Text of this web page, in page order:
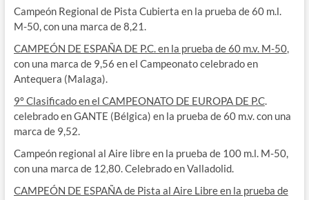
Campeón Regional de Pista Cubierta en la prueba de 60 m.l.
M-50, con una marca de 8,21.
CAMPEÓN DE ESPAÑA DE P.C. en la prueba de 60 m.v. M-50,
con una marca de 9,56 en el Campeonato celebrado en
Antequera (Malaga).
9º Clasificado en el CAMPEONATO DE EUROPA DE P.C.
celebrado en GANTE (Bélgica) en la prueba de 60 m.v. con una
marca de 9,52.
Campeón regional al Aire libre en la prueba de 100 m.l. M-50,
con una marca de 12,80. Celebrado en Valladolid.
CAMPEÓN DE ESPAÑA de Pista al Aire Libre en la prueba de